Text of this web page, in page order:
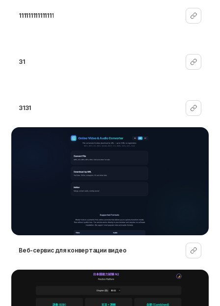
111111111111111
31
3131
Веб-сервис для конвертации видео